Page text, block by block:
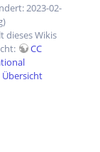
2023-02-
dieses Wikis
CC
Übersicht